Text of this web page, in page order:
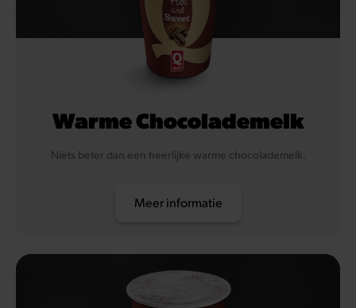
Warme Chocolademelk
Niets beter dan een heerlijke warme chocolademelk.
Meer informatie